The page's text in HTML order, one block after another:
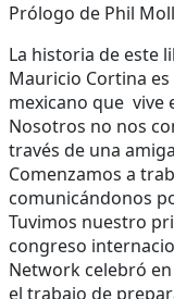
Prólogo de Phil
La historia de este
Mauricio Cortina
mexicano que vive
Nosotros no nos
través de una
Comenzamos a
comunicándonos
Tuvimos nuestro
congreso
Network celebró
el trabajo de